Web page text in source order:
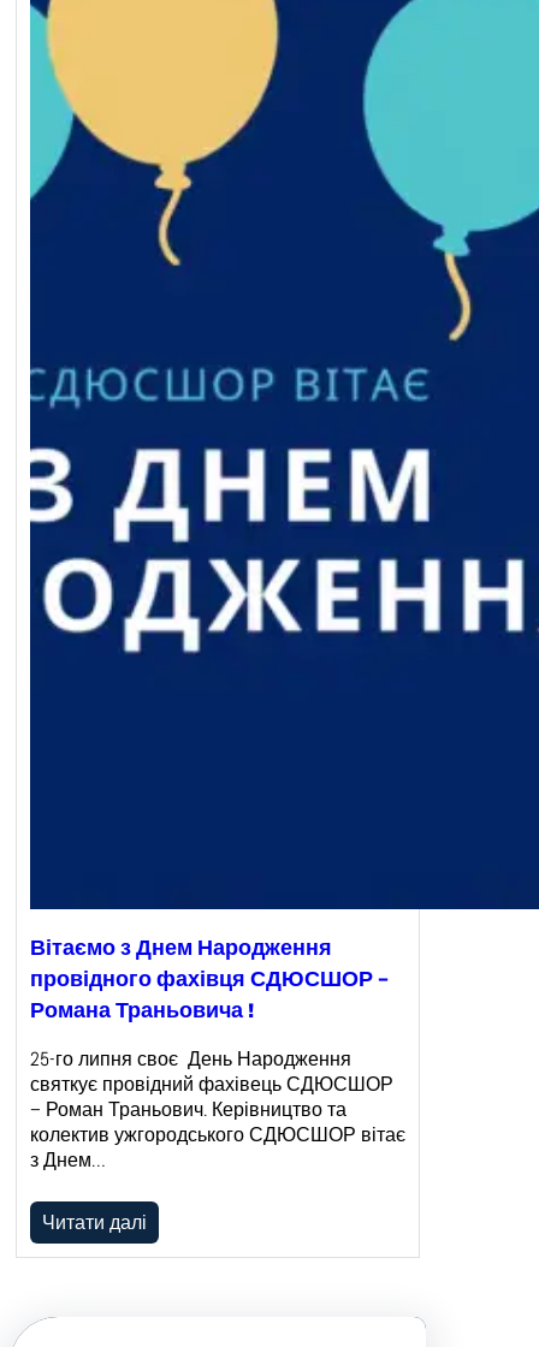
Вітаємо з Днем Народження
провідного фахівця СДЮСШОР –
Романа Траньовича !
25-го липня своє День Народження
святкує провідний фахівець СДЮСШОР
– Роман Траньович. Керівництво та
колектив ужгородського СДЮСШОР вітає
з Днем…
Читати далі